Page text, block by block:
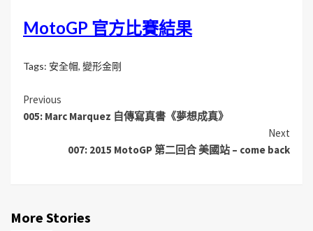
MotoGP 官方比賽結果
Tags: 安全帽, 變形金剛
Previous
005: Marc Marquez 自傳寫真書《夢想成真》
Next
007: 2015 MotoGP 第二回合 美國站 – come back
More Stories